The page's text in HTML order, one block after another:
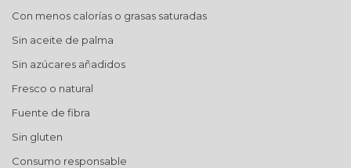
Con menos calorías o grasas saturadas
Sin aceite de palma
Sin azúcares añadidos
Fresco o natural
Fuente de fibra
Sin gluten
Consumo responsable